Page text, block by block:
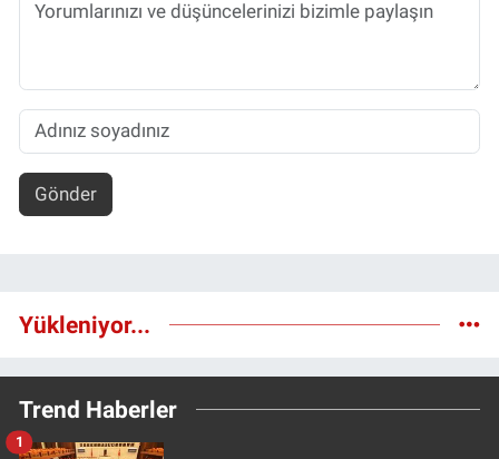
Gönder
Yükleniyor...
Trend Haberler
1